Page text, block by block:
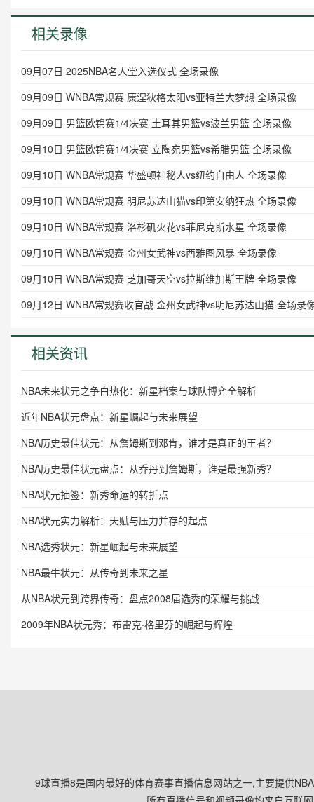
相关录像
09月07日 2025NBA名人堂入选仪式 全场录像
09月09日 WNBA常规赛 康涅狄格太阳vs亚特兰大梦想 全场录像
09月09日 男篮欧锦赛1/4决赛 土耳其男篮vs波兰男篮 全场录像
09月10日 男篮欧锦赛1/4决赛 立陶宛男篮vs希腊男篮 全场录像
09月10日 WNBA常规赛 华盛顿神秘人vs纽约自由人 全场录像
09月10日 WNBA常规赛 明尼苏达山猫vs印第安纳狂热 全场录像
09月10日 WNBA常规赛 洛杉矶火花vs菲尼克斯水星 全场录像
09月10日 WNBA常规赛 金州女武神vs西雅图风暴 全场录像
09月10日 WNBA常规赛 芝加哥天空vs拉斯维加斯王牌 全场录像
09月12日 WNBA常规赛收官战 金州女武神vs明尼苏达山猫 全场录
相关资讯
NBA未来状元之争白热化：新星档案与球队博弈全解析
近年NBA状元盘点：新星崛起与未来展望
NBA历史最佳状元：从詹姆斯到邓肯，谁才是真正的王者？
NBA历史最佳状元盘点：从乔丹到詹姆斯，谁是最强新秀？
NBA状元抽签：新秀命运的转折点
NBA状元实力解析：天赋与压力并存的起点
NBA选秀状元：新星崛起与未来展望
NBA最牛状元：从传奇到未来之星
从NBA状元到跨界传奇：盘点2008届选秀的荣耀与挑战
2009年NBA状元秀：布雷克·格里芬的崛起与辉煌
9球直播8是国内最好的体育赛事直播信息网站之一,主要提供